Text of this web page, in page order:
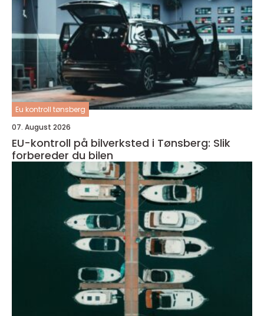
Eu kontroll tønsberg
07. August 2026
EU-kontroll på bilverksted i Tønsberg: Slik
forbereder du bilen